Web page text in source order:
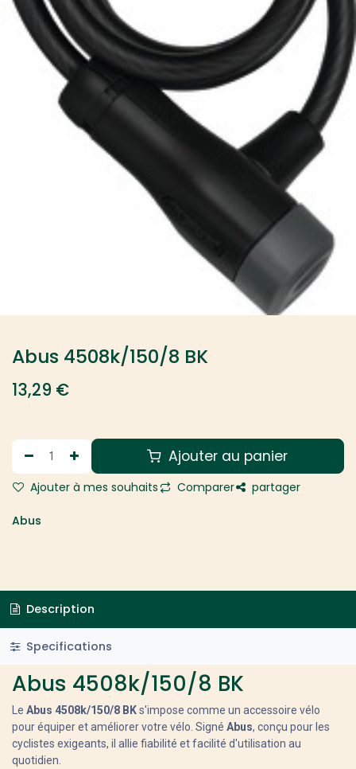
Abus 4508k/150/8 BK
13,29 €
Ajouter au panier
Ajouter à mes souhaits Comparer partager
Abus
Description
Specifications
Abus 4508k/150/8 BK
Le Abus 4508k/150/8 BKs'impose comme un accessoire vélo
pour équiper et améliorer votre vélo. Signé Abus, conçu pour les
cyclistes exigeants, il allie fiabilité et facilité d'utilisation au
quotidien.